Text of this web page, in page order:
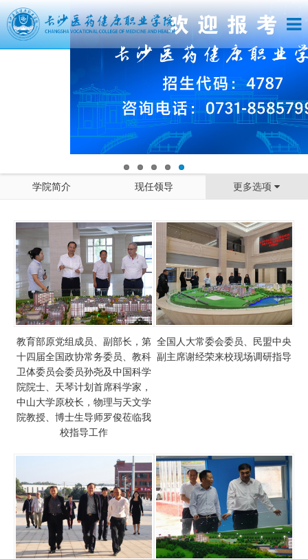
学院简介 现任领导 更多选项
教育部原党组成员、副部长，第
十四届全国政协常务委员、教科
卫体委员会委员孙尧及中国科学
院院士、天琴计划首席科学家，
中山大学原校长，物理与天文学
院教授、博士生导师罗俊莅临我
校指导工作
全国人大常委会委员、民盟中央
副主席谢经荣来校现场调研指导